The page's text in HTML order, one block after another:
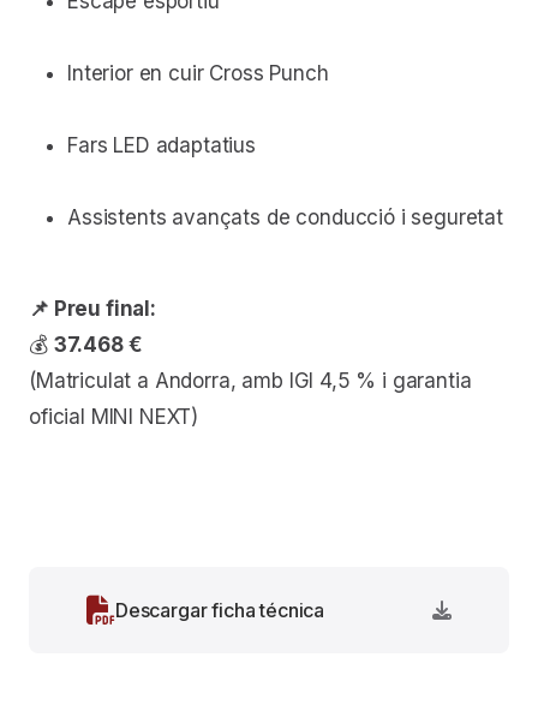
Interior en cuir Cross Punch
Fars LED adaptatius
Assistents avançats de conducció i seguretat
📌 Preu final:
💰 37.468 €
(Matriculat a Andorra, amb IGI 4,5 % i garantia
oficial MINI NEXT)
Descargar ficha técnica